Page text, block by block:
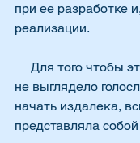
при ее разработке
реализации.
не выглядело
начать издалека,
представляла